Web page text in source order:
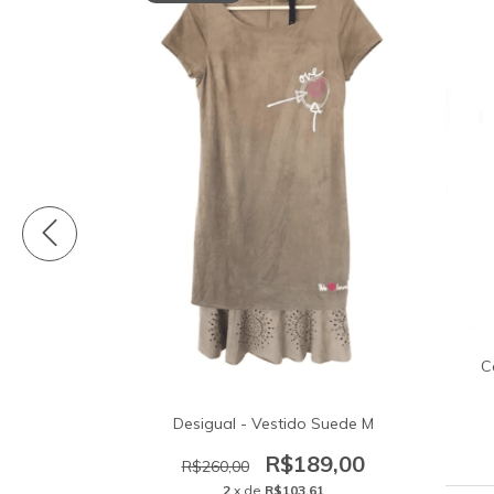
Desigual - Vestido Suede M
R$260,00 R$189,00
2 x de R$103,61